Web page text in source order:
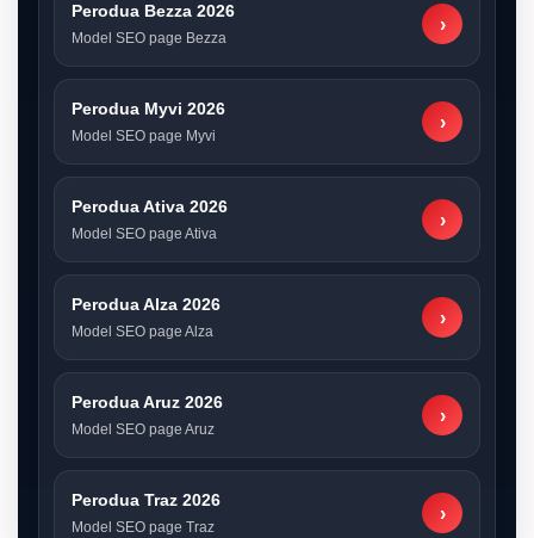
Perodua Bezza 2026
Model SEO page Bezza
›
Perodua Myvi 2026
Model SEO page Myvi
›
Perodua Ativa 2026
Model SEO page Ativa
›
Perodua Alza 2026
Model SEO page Alza
›
Perodua Aruz 2026
Model SEO page Aruz
›
Perodua Traz 2026
Model SEO page Traz
›